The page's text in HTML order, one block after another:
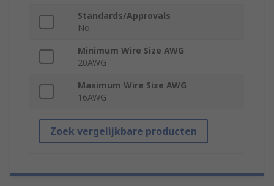
Standards/Approvals
No
Minimum Wire Size AWG
20AWG
Maximum Wire Size AWG
16AWG
Zoek vergelijkbare producten